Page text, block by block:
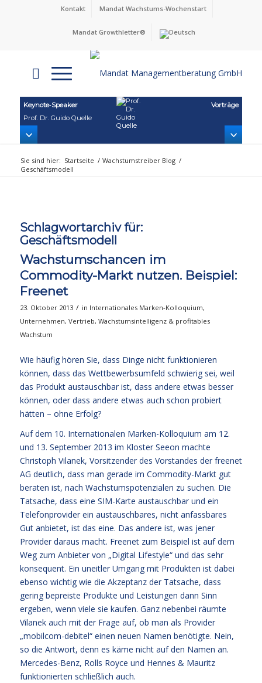
Kontakt Mandat Wachstums-Wochenstart
Mandat Growthletter®
Keynote‑Speaker
Prof. Dr. Guido Quelle
Vorträge
Sie sind hier: Startseite / Wachstumstreiber Blog /
Geschäftsmodell
Schlagwortarchiv für:
Geschäftsmodell
Wachstumschancen im
Commodity-Markt nutzen. Beispiel:
Freenet
23. Oktober 2013 / in Internationales Marken-Kolloquium,
Unternehmen, Vertrieb, Wachstumsintelligenz & profitables
Wachstum
Wie häufig hören Sie, dass Dinge nicht funktionieren
können, dass das Wettbewerbsumfeld schwierig sei, weil
das Produkt austauschbar ist, dass andere etwas besser
können, oder dass andere etwas auch schon probiert
hätten – ohne Erfolg?
Auf dem 10. Internationalen Marken-Kolloquium am 12.
und 13. September 2013 im Kloster Seeon machte
Christoph Vilanek, Vorsitzender des Vorstandes der freenet
AG deutlich, dass man gerade im Commodity-Markt gut
beraten ist, nach Wachstumspotenzialen zu suchen. Die
Tatsache, dass eine SIM-Karte austauschbar und ein
Telefonprovider ein austauschbares, nicht anfassbares
Gut anbietet, ist das eine. Das andere ist, was jener
Provider daraus macht. Freenet zum Beispiel ist auf dem
Weg zum Anbieter von „Digital Lifestyle“ und das sehr
konsequent. Ein uneitler Umgang mit Produkten ist dabei
ebenso wichtig wie die Akzeptanz der Tatsache, dass
gering bepreiste Produkte und Leistungen dann Sinn
ergeben, wenn viele sie kaufen. Ganz nebenbei räumte
Vilanek auch mit der Frage auf, ob man als Provider
„mobilcom-debitel“ einen neuen Namen benötigte. Nein,
so die Antwort, denn es käme nicht auf den Namen an.
Mercedes-Benz, Rolls Royce und Hennes & Mauritz
funktionierten schließlich auch.